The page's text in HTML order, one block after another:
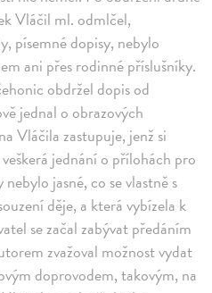
Vláčil ml. odmlčel,
písemné dopisy, nebylo
ani přes rodinné příslušníky.
obdržel dopis od
jednal o obrazových
Vláčila zastupuje, jenž si
jednání o přílohách pro
jasné, co se vlastně s
děje, a která vybízela k
se začal zabývat předáním
zvažoval možnost vydat
doprovodem, takovým, na